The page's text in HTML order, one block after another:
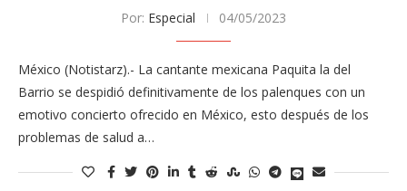
Por: Especial 04/05/2023
México (Notistarz).- La cantante mexicana Paquita la del
Barrio se despidió definitivamente de los palenques con un
emotivo concierto ofrecido en México, esto después de los
problemas de salud a…